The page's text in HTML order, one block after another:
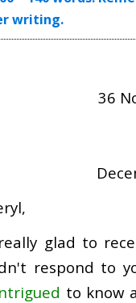
writing.
36
glad to
respond to
to know